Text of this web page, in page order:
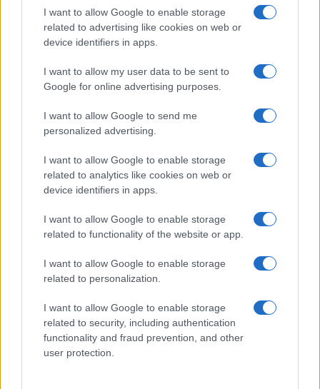
I want to allow Google to enable storage
related to advertising like cookies on web or
device identifiers in apps.
I want to allow my user data to be sent to
Google for online advertising purposes.
I want to allow Google to send me
personalized advertising.
I want to allow Google to enable storage
related to analytics like cookies on web or
device identifiers in apps.
I want to allow Google to enable storage
related to functionality of the website or app.
I want to allow Google to enable storage
related to personalization.
I want to allow Google to enable storage
related to security, including authentication
functionality and fraud prevention, and other
user protection.
Transizione energetica e green-skilling: le strategie
ESG di AMGA e DBA Group